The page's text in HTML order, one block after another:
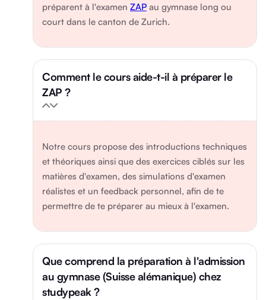
préparent à l'examen ZAP au gymnase long ou
court dans le canton de Zurich.
Comment le cours aide-t-il à préparer le
ZAP ?
Notre cours propose des introductions techniques
et théoriques ainsi que des exercices ciblés sur les
matières d'examen, des simulations d'examen
réalistes et un feedback personnel, afin de te
permettre de te préparer au mieux à l'examen.
Que comprend la préparation à l'admission
au gymnase (Suisse alémanique) chez
studypeak ?